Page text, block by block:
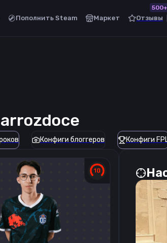
Пополнить Steam Маркет Отзывы
500+
arrozdoce
Конфиги блоггеров Конфиги